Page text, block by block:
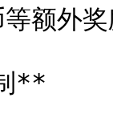
等额外
**